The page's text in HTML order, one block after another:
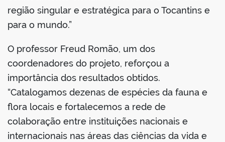
região singular e estratégica para o Tocantins e
para o mundo.”
O professor Freud Romão, um dos
coordenadores do projeto, reforçou a
importância dos resultados obtidos.
“Catalogamos dezenas de espécies da fauna e
flora locais e fortalecemos a rede de
colaboração entre instituições nacionais e
internacionais nas áreas das ciências da vida e